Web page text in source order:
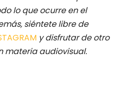
lo que ocurre en el
siéntete libre de
y disfrutar de otro
materia audiovisual.